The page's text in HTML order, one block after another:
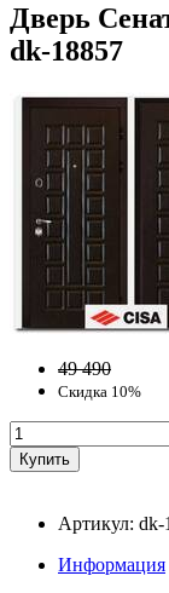
Дверь
dk-18857
49 490
Скидка 10%
Артикул: dk-
Информация